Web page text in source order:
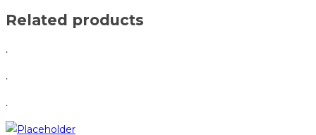
Related products
.
.
.